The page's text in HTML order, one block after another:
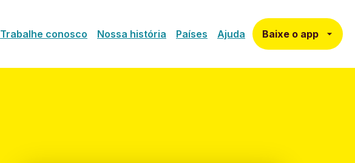
Trabalhe conosco Nossa história Países Ajuda Baixe o app